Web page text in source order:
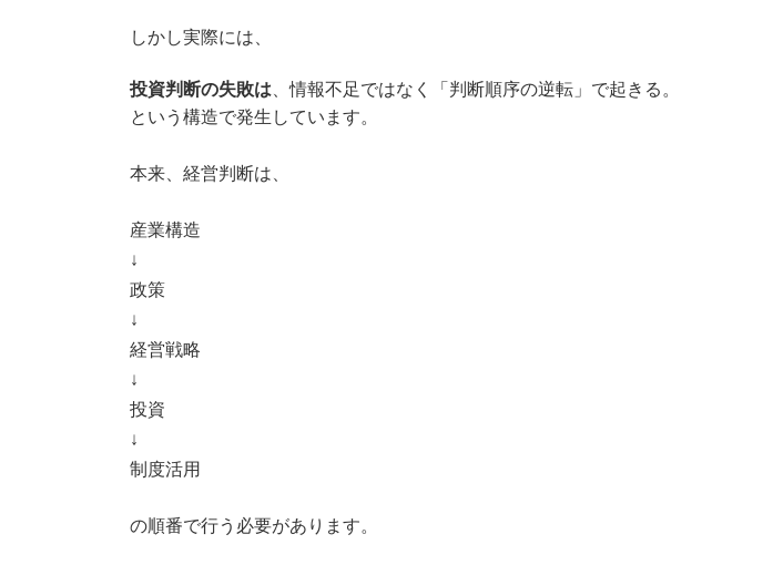
しかし実際には、
投資判断の失敗は 、情報不足ではなく「判断順序の逆転」で起きる。
という構造で発生しています。
本来、経営判断は、
産業構造
↓
政策
↓
経営戦略
↓
投資
↓
制度活用
の順番で行う必要があります。